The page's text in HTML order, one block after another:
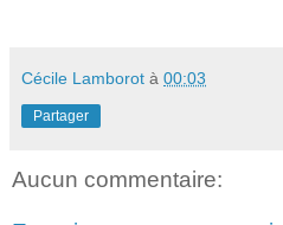
Cécile Lamborot à 00:03
Partager
Aucun commentaire: